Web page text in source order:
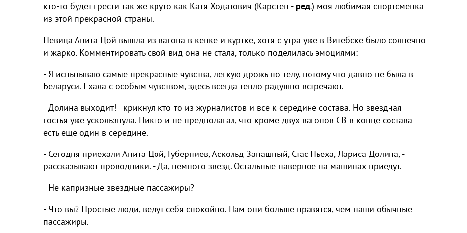
кто-то будет грести так же круто как Катя Ходатович (Карстен - ред.) моя любимая спортсменка
из этой прекрасной страны.
Певица Анита Цой вышла из вагона в кепке и куртке, хотя с утра уже в Витебске было солнечно
и жарко. Комментировать свой вид она не стала, только поделилась эмоциями:
- Я испытываю самые прекрасные чувства, легкую дрожь по телу, потому что давно не была в
Беларуси. Ехала с особым чувством, здесь всегда тепло радушно встречают.
- Долина выходит! - крикнул кто-то из журналистов и все к середине состава. Но звездная
гостья уже ускользнула. Никто и не предполагал, что кроме двух вагонов СВ в конце состава
есть еще один в середине.
- Сегодня приехали Анита Цой, Губерниев, Аскольд Запашный, Стас Пьеха, Лариса Долина, -
рассказывают проводники. - Да, немного звезд. Остальные наверное на машинах приедут.
- Не капризные звездные пассажиры?
- Что вы? Простые люди, ведут себя спокойно. Нам они больше нравятся, чем наши обычные
пассажиры.